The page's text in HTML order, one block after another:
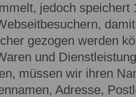
jedoch speichert
gezogen werden
und
müssen wir ihren
Adresse,